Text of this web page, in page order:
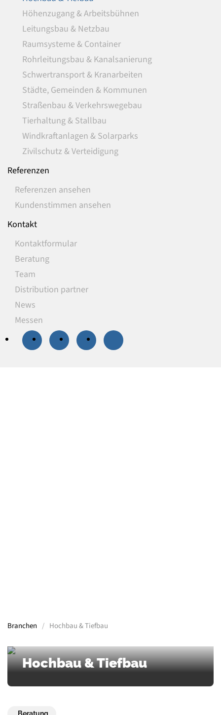
Höhenzugang & Arbeitsbühnen
Leitungsbau & Netzbau
Raumsysteme & Container
Rohrleitungsbau & Kanalsanierung
Schwertransport & Kranarbeiten
Städte, Gemeinden & Kommunen
Straßenbau & Verkehrswegebau
Tierhaltung & Stallbau
Windkraftanlagen & Solarparks
Zivilschutz & Verteidigung
Referenzen
Referenzen ansehen
Kundenstimmen ansehen
Kontakt
Kontaktformular
Beratung
Team
Distribution partner
News
Messen
Branchen Hochbau & Tiefbau
Hochbau & Tiefbau